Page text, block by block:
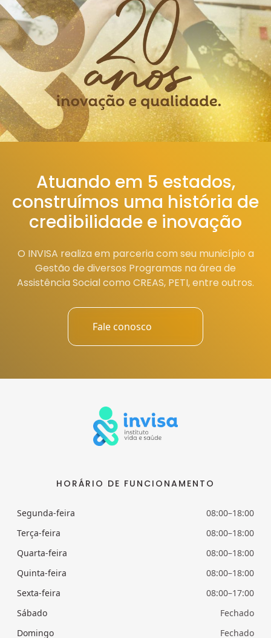
Atuando em 5 estados,
construímos uma história de
credibilidade e inovação
O INVISA realiza em parceria com seu município a
Gestão de diversos Programas na área de
Assistência Social como CREAS, PETI, entre outros.
Fale conosco
HORÁRIO DE FUNCIONAMENTO
Segunda-feira
08:00–18:00
Terça-feira
08:00–18:00
Quarta-feira
08:00–18:00
Quinta-feira
08:00–18:00
Sexta-feira
08:00–17:00
Sábado
Fechado
Domingo
Fechado